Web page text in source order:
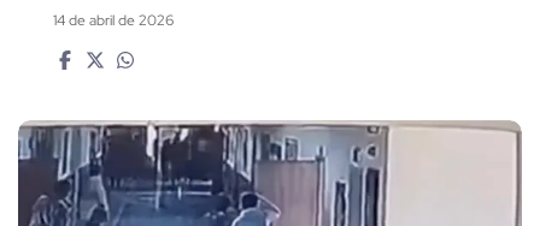
14 de abril de 2026